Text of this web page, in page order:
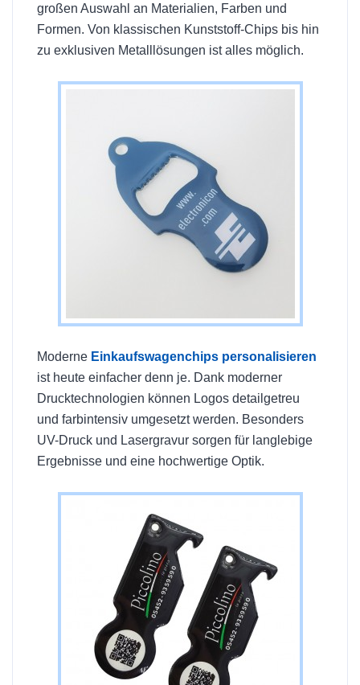
großen Auswahl an Materialien, Farben und
Formen. Von klassischen Kunststoff-Chips bis hin
zu exklusiven Metalllösungen ist alles möglich.
Moderne Einkaufswagenchips personalisieren
ist heute einfacher denn je. Dank moderner
Drucktechnologien können Logos detailgetreu
und farbintensiv umgesetzt werden. Besonders
UV-Druck und Lasergravur sorgen für langlebige
Ergebnisse und eine hochwertige Optik.